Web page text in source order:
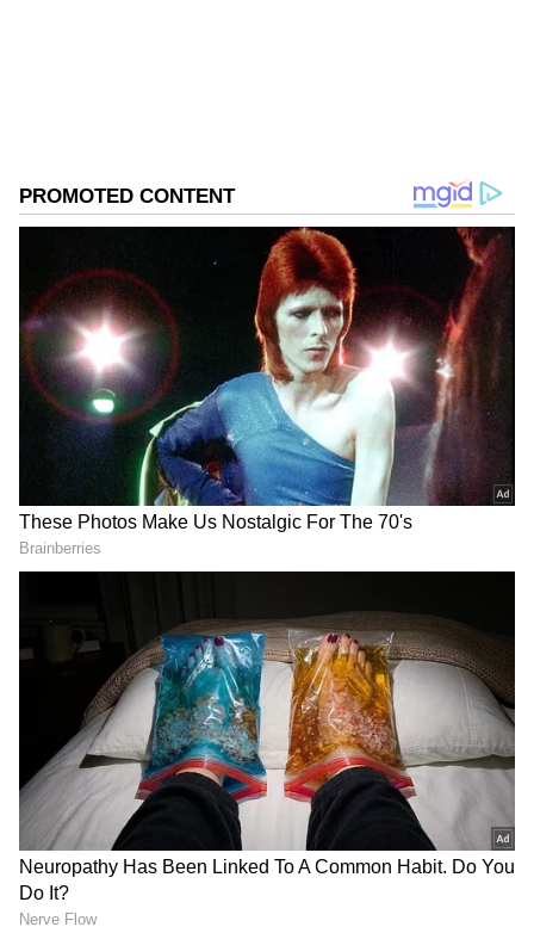
ಪ್ರಕರಣ ಇಲ್ಲಿಗೇ ಮುಗಿಯದೆ, ಜೈಲರ್ ಸಿದ್ದರಾಮಪ್ಪ ಅವರ
ಸಾವಿಗೆ ಇಲಾಖೆಯ ಉನ್ನತಾಧಿಕಾರಿಯ ಕಿರುಕುಳವೇ ಕಾರಣ
ಎಂದು ಮೃತರ ಪತ್ನಿ ಲಕ್ಷ್ಮಿ ಹಾಗೂ ಕುಟುಂಬಸ್ಥರು ಆಕ್ರೋಶ
ಹೊರಹಾಕಿದ್ದಾರೆ. ಡಿಜಿಪಿ ಅಲೋಕ್ ಕುಮಾರ್ ವಿರುದ್ಧ
ಮಾನಸಿಕ ಕಿರುಕುಳ (Mental Harassment) ನೀಡಿದ
ಆರೋಪದಡಿ ಧಾರವಾಡ ಉಪನಗರ ಪೊಲೀಸ್ ಠಾಣೆ ದೂರು
ದಾಖಲಿಸಲು ಕುಟುಂಬಸ್ಥರು ಸಿದ್ಧತೆ ನಡೆಸಿದ್ದಾರೆ.
DOWNLOAD APP
ಕರ್ನಾಟಕ, ಭಾರತ (India News) ಮತ್ತು ಜಗತ್ತಿನ
ಕ್ಷಣಕ್ಷಣದ ಕನ್ನಡ ಸುದ್ದಿ (Kannada News)
ಅಪ್ಡೇಟ್‌ಗಳಿಗಾಗಿ ಏಷ್ಯಾನೆಟ್ ಸುವರ್ಣ ನ್ಯೂಸ್‌ ಫಾಲೋ
ಮಾಡಿ. ಬ್ರೇಕಿಂಗ್ ಸುದ್ದಿ (Latest Kannada News),
ವಿಶೇಷ ವರದಿಗಳು ಮತ್ತು ನೇರ ಪ್ರಸಾರಗಳೊಂದಿಗೆ
kannada news live) ಸಂಪೂರ್ಣ ಮಾಹಿತಿ ಒಂದೇ
ಕ್ಲಿಕ್‌ನಲ್ಲಿ ಲಭ್ಯ. ಏಷ್ಯಾನೆಟ್ ಸುವರ್ಣ ನ್ಯೂಸ್ ಅಧಿಕೃತ
ಆ್ಯಪ್ ಡೌನ್‌ಲೋಡ್ ಮಾಡಿ ಹಾಗು ಎಲ್ಲಾ ಅಪ್‌ಡೇಟ್
ಗಳನ್ನು ಪಡೆಯಿರಿ